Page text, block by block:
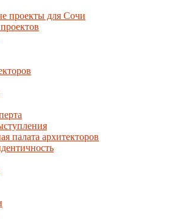
проекты для Сочи
палата архитекторов